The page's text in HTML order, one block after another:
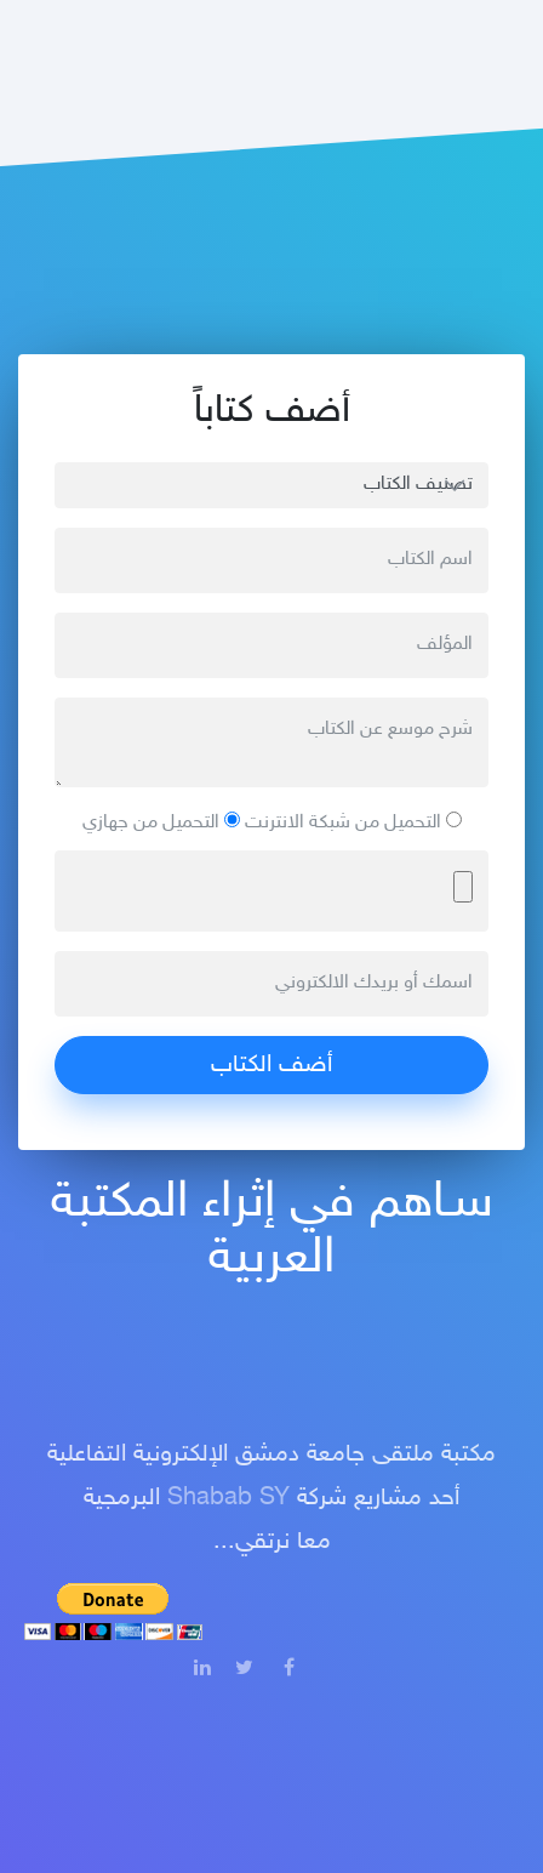
أضف كتاباً
التحميل من شبكة الانترنت التحميل من جهازي
سـاهم في إثراء المكتبة
العربية
مكتبة ملتقى جامعة دمشق الإلكترونية التفاعلية
أحد مشاريع شركة Shabab SY البرمجية
معا نرتقي...